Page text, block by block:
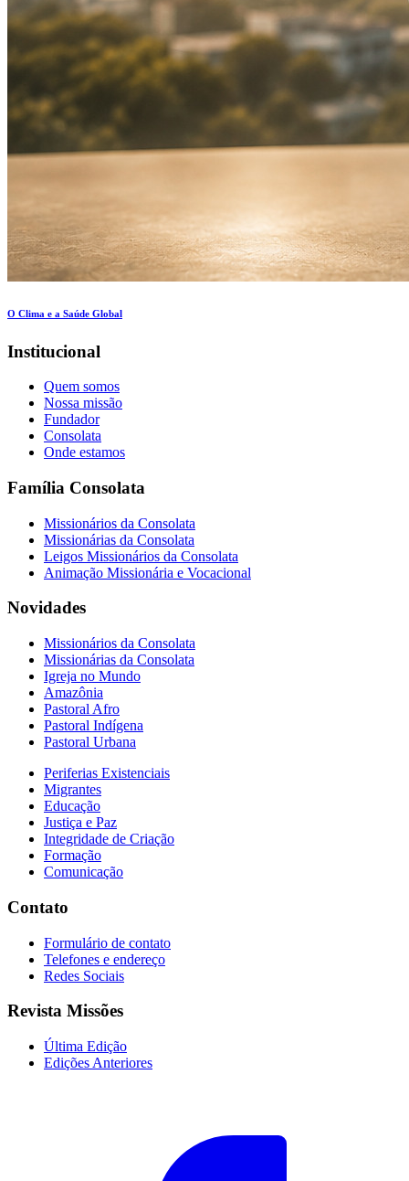
O Clima e a Saúde Global
Institucional
Quem somos
Nossa missão
Fundador
Consolata
Onde estamos
Família Consolata
Missionários da Consolata
Missionárias da Consolata
Leigos Missionários da Consolata
Animação Missionária e Vocacional
Novidades
Missionários da Consolata
Missionárias da Consolata
Igreja no Mundo
Amazônia
Pastoral Afro
Pastoral Indígena
Pastoral Urbana
Periferias Existenciais
Migrantes
Educação
Justiça e Paz
Integridade de Criação
Formação
Comunicação
Contato
Formulário de contato
Telefones e endereço
Redes Sociais
Revista Missões
Última Edição
Edições Anteriores